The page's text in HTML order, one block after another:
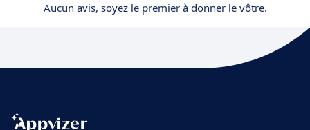
Aucun avis, soyez le premier à donner le vôtre.